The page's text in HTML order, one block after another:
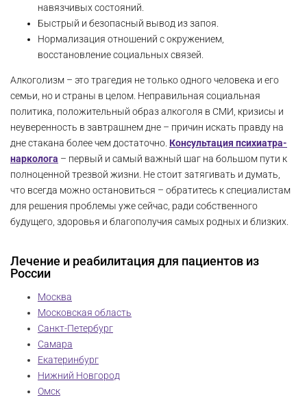
навязчивых состояний.
Быстрый и безопасный вывод из запоя.
Нормализация отношений с окружением,
восстановление социальных связей.
Алкоголизм – это трагедия не только одного человека и его
семьи, но и страны в целом. Неправильная социальная
политика, положительный образ алкоголя в СМИ, кризисы и
неуверенность в завтрашнем дне – причин искать правду на
дне стакана более чем достаточно. Консультация психиатра-
нарколога – первый и самый важный шаг на большом пути к
полноценной трезвой жизни. Не стоит затягивать и думать,
что всегда можно остановиться – обратитесь к специалистам
для решения проблемы уже сейчас, ради собственного
будущего, здоровья и благополучия самых родных и близких.
Лечение и реабилитация для пациентов из
России
Москва
Московская область
Санкт-Петербург
Самара
Екатеринбург
Нижний Новгород
Омск